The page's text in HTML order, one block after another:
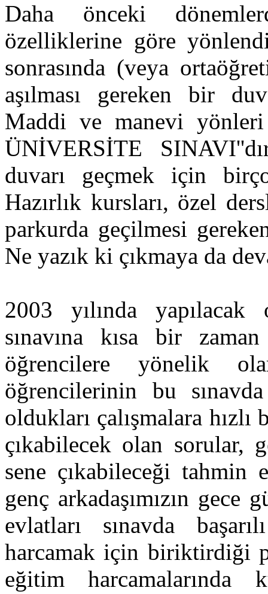
Daha önceki
özelliklerine göre
sonrasında (veya
aşılması gereken bir
Maddi ve manevi yönleri
ÜNİVERSİTE
duvarı geçmek için
Hazırlık kursları, özel
parkurda geçilmesi
Ne yazık ki çıkmaya da
2003 yılında
sınavına kısa bir
öğrencilere yönelik
öğrencilerinin bu
oldukları çalışmalara
çıkabilecek olan sorular,
sene çıkabileceği
genç arkadaşımızın gece
evlatları sınavda
harcamak için biriktirdiği
eğitim harcamalarında